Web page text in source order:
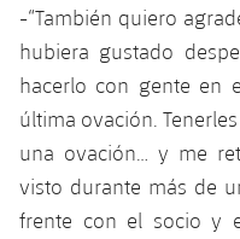
Fotos
Palmarés
Historia
Calendario
Entradas
Resultados
Clasificaciones
Actualidad
Calendario
Resultados
Base
plusicon
más
Actualidad
Barça C
Campus Verano
PLUSICON
-“También quiero
hubiera gustado
hacerlo con gente en
última ovación.
una ovación… y me
visto durante más de
frente con el socio y